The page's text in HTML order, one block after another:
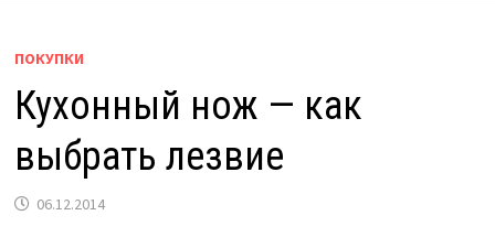
ПОКУПКИ
Кухонный нож — как
выбрать лезвие
06.12.2014